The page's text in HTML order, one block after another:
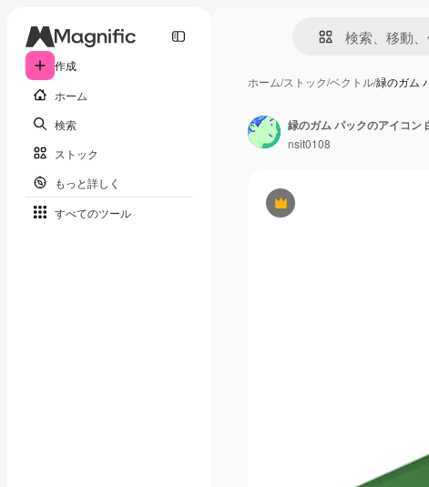
作成
ホーム
検索
ストック
もっと詳しく
すべてのツール
ホーム/ストック/ベクトル/緑のガム
Premium
nsit0108